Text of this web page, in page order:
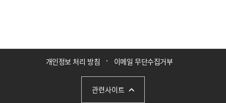
개인정보 처리 방침 이메일 무단수집거부
관련사이트